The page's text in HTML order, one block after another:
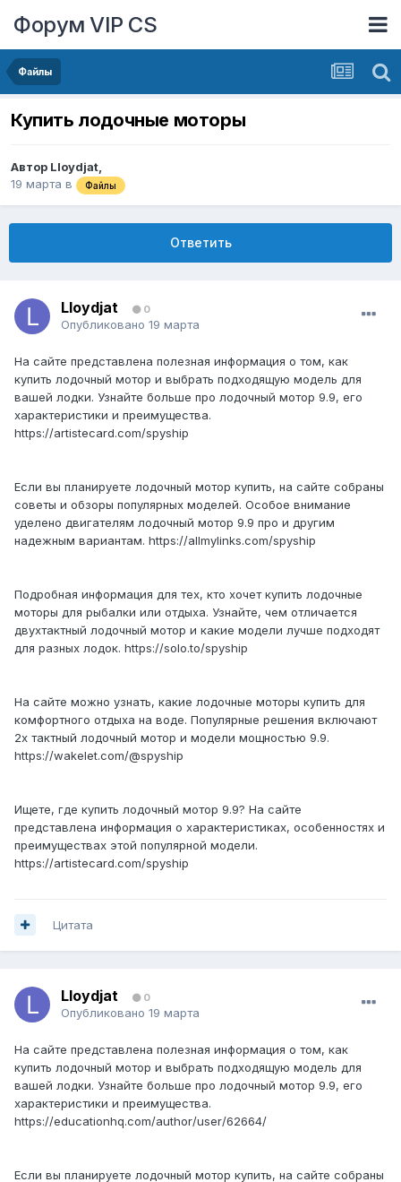
Форум VIP CS
Файлы
Купить лодочные моторы
Автор Lloydjat,
19 марта в Файлы
Ответить
Lloydjat 0
Опубликовано 19 марта
На сайте представлена полезная информация о том, как
купить лодочный мотор и выбрать подходящую модель для
вашей лодки. Узнайте больше про лодочный мотор 9.9, его
характеристики и преимущества.
https://artistecard.com/spyship
Если вы планируете лодочный мотор купить, на сайте собраны
советы и обзоры популярных моделей. Особое внимание
уделено двигателям лодочный мотор 9.9 про и другим
надежным вариантам. https://allmylinks.com/spyship
Подробная информация для тех, кто хочет купить лодочные
моторы для рыбалки или отдыха. Узнайте, чем отличается
двухтактный лодочный мотор и какие модели лучше подходят
для разных лодок. https://solo.to/spyship
На сайте можно узнать, какие лодочные моторы купить для
комфортного отдыха на воде. Популярные решения включают
2х тактный лодочный мотор и модели мощностью 9.9.
https://wakelet.com/@spyship
Ищете, где купить лодочный мотор 9.9? На сайте
представлена информация о характеристиках, особенностях и
преимуществах этой популярной модели.
https://artistecard.com/spyship
Цитата
Lloydjat 0
Опубликовано 19 марта
На сайте представлена полезная информация о том, как
купить лодочный мотор и выбрать подходящую модель для
вашей лодки. Узнайте больше про лодочный мотор 9.9, его
характеристики и преимущества.
https://educationhq.com/author/user/62664/
Если вы планируете лодочный мотор купить, на сайте собраны